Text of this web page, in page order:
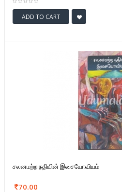
ADD TO CART
சலனமற்ற நதியின் இசையோவியம்
70.00